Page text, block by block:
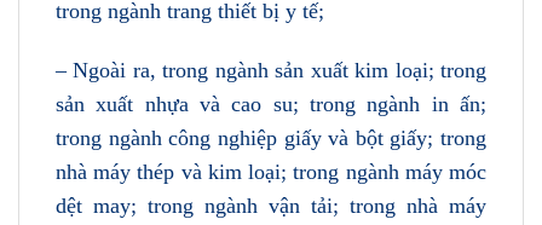
trong ngành trang thiết bị y tế;
– Ngoài ra, trong ngành sản xuất kim loại; trong
sản xuất nhựa và cao su; trong ngành in ấn;
trong ngành công nghiệp giấy và bột giấy; trong
nhà máy thép và kim loại; trong ngành máy móc
dệt may; trong ngành vận tải; trong nhà máy